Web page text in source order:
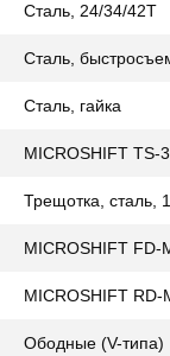
Сталь, 24/34/42Т
Сталь,
Сталь, гайка
MICROSHIFT TS-
Трещотка, сталь,
MICROSHIFT FD-
MICROSHIFT RD-
Ободные (V-типа)